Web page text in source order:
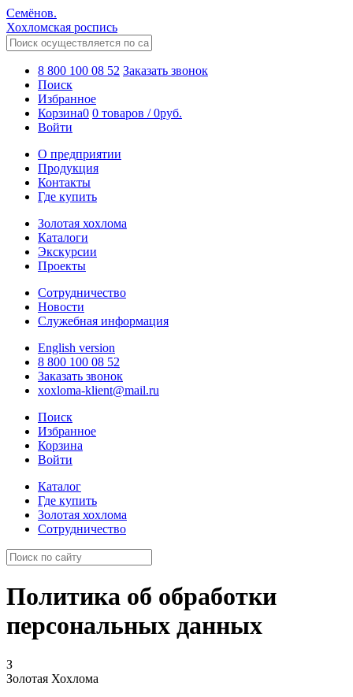
Семёнов.
Хохломская роспись
8 800 100 08 52 Заказать звонок
Поиск
Избранное
Корзина0 0 товаров /0руб.
Войти
О предприятии
Продукция
Контакты
Где купить
Золотая хохлома
Каталоги
Экскурсии
Проекты
Сотрудничество
Новости
Служебная информация
English version
8 800 100 08 52
Заказать звонок
xoxloma-klient@mail.ru
Поиск
Избранное
Корзина
Войти
Каталог
Где купить
Золотая хохлома
Сотрудничество
Политика об обработки
персональных данных
З
Золотая Хохлома